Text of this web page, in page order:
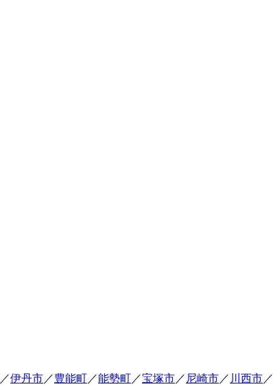
／伊丹市／豊能町／能勢町／宝塚市／ 尼崎市／ 川西市／